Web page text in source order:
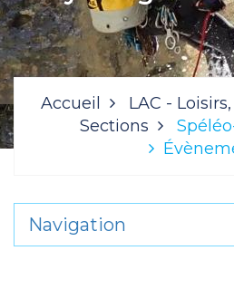
Accueil
LAC -
Sections
Navigation